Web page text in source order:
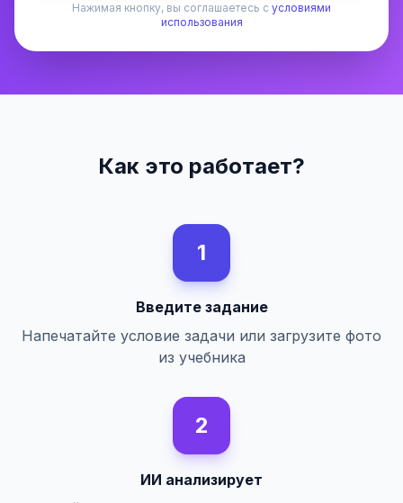
Нажимая кнопку, вы соглашаетесь с условиями
использования
Как это работает?
1
Введите задание
Напечатайте условие задачи или загрузите фото
из учебника
2
ИИ анализирует